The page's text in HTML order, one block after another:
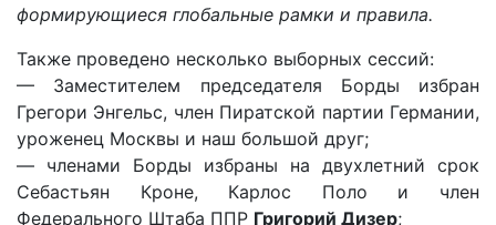
формирующиеся глобальные рамки и правила.
Также проведено несколько выборных сессий:
— Заместителем председателя Борды избран
Грегори Энгельс, член Пиратской партии Германии,
уроженец Москвы и наш большой друг;
— членами Борды избраны на двухлетний срок
Себастьян Кроне, Карлос Поло и член
Федерального Штаба ППР Григорий Дизер;